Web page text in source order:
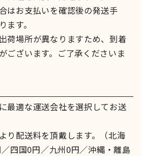
はお支払いを確認後の発送手
ます。
荷場所が異なりますため、到着
ございます。ご了承くださいま
最適な運送会社を選択してお送
り配送料を頂戴します。（北海
四国0円／九州0円／沖縄・離島